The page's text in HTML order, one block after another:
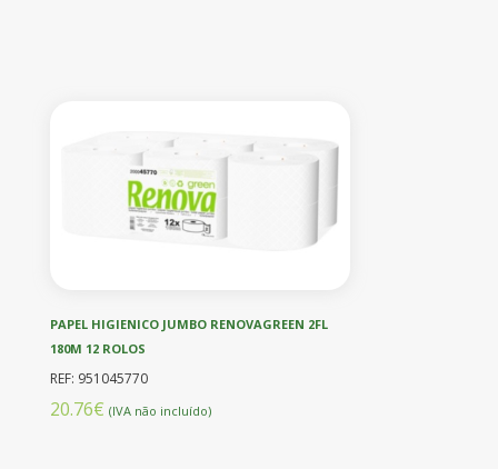
PAPEL HIGIENICO JUMBO RENOVAGREEN 2FL
180M 12 ROLOS
REF: 951045770
20.76€ (IVA não incluído)